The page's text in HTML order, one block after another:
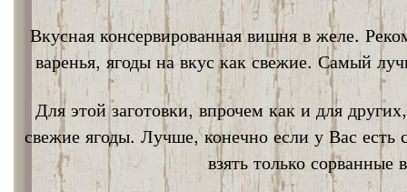
Вкусная консервированная вишня в желе.
варенья, ягоды на вкус как свежие. Самый
Для этой заготовки, впрочем как и для
свежие ягоды. Лучше, конечно если у Вас
взять только сорванные